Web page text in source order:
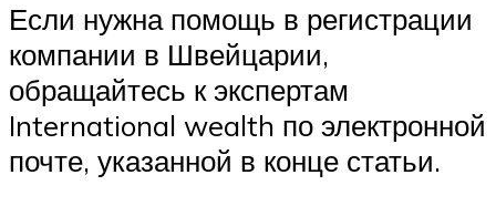
Если нужна помощь в регистрации
компании в Швейцарии,
обращайтесь к экспертам
International wealth по электронной
почте, указанной в конце статьи.